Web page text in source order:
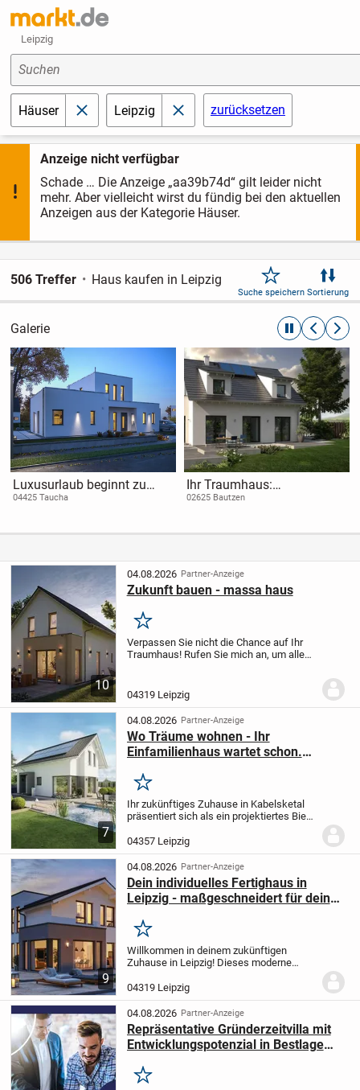
Leipzig
Anzeige nicht verfügbar
Schade … Die Anzeige „aa39b74d“ gilt leider nicht
mehr. Aber vielleicht wirst du fündig bei den aktuellen
Anzeigen aus der Kategorie Häuser.
Suchen
Häuser schließenLeipzig schließenzurücksetzen
506 Treffer Haus kaufen in Leipzig
Suche speichern Sortierung
Galerie automatische
Luxusurlaub beginnt zu
Hause inkl. Grundstück
04425 Taucha
Ihr Traumhaus:
Lichterfülltes Wohnen im
02625 Bautzen
10
04.08.2026 Partner-Anzeige
Zukunft bauen - massa haus
Merken
Verpassen Sie nicht die Chance auf Ihr
Traumhaus! Rufen Sie mich an, um alle
vereinbaren.Tel.: 0176-21303693
04319 Leipzig
7
04.08.2026 Partner-Anzeige
Wo Träume wohnen - Ihr
Einfamilienhaus wartet schon.
ZAFMerken
Ihr zukünftiges Zuhause in Kabelsketal
präsentiert sich als ein projektiertes Bien-
persönlichen Wünschen und
Vorstellungen gestaltet wird. Mit einer
Wohnfläche...
04357 Leipzig
9
04.08.2026 Partner-Anzeige
Dein individuelles Fertighaus in
Leipzig - maßgeschneidert für dein
Merken
Willkommen in deinem zukünftigen
Zuhause in Leipzig! Dieses moderne
bietet dir und deiner Familie alles, was ihr
zum Wohlfühlen braucht. Mit einem
durchdachten...
04319 Leipzig
04.08.2026 Partner-Anzeige
Repräsentative Gründerzeitvilla mit
Entwicklungspotenzial in Bestlage
Merken